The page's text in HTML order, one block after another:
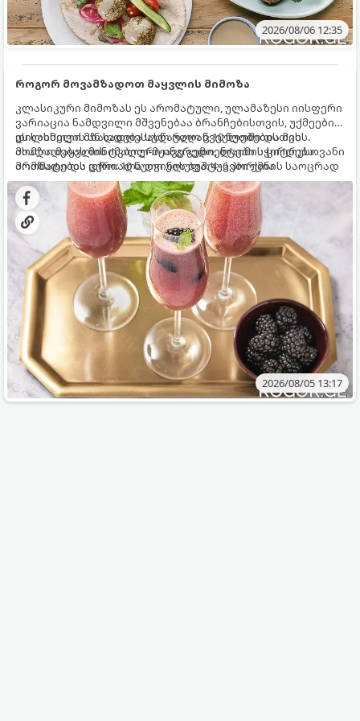
2026/08/06 12:35
როგორ მოვამზადოთ მაყვლის მიმოზა
კლასიკური მიმოზას ეს არომატული, ულამაზესი იისფერი
ვარიაცია ნამდვილი მშვენებაა ბრანჩებისთვის, უქმეების
დილისთვის ან სადღესასწაულო წვეულებებისთვის.
ახალი მაყვლის ტკბილ-მჟავე გემო, ლაიმის ციტრუსოვანი
არომატი და ცქრიალა ღვინის ბუშტუკები ქმნის საოცრად
დახვეწილ და მაგრილებელ კოქტეილს.
ეს სასმელი მზადდება სულ რაღაც 10 წუთში და მის
მომზადებას მინიმალური ინგრედიენტები სჭირდება.
მომზადების დრო: 10 წუთი ულუფა: 4–6 პორცია
2026/08/05 13:17